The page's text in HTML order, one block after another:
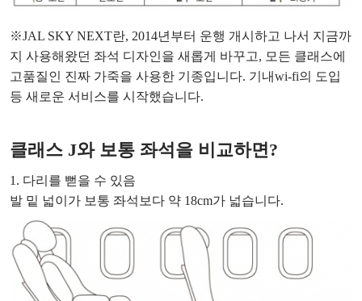
※JAL SKY NEXT란, 2014년부터 운행 개시하고 나서 지금까
지 사용해왔던 좌석 디자인을 새롭게 바꾸고, 모든 클래스에
고품질인 진짜 가죽을 사용한 기종입니다. 기내wi-fi의 도입
등 새로운 서비스를 시작했습니다.
클래스 J와 보통 좌석을 비교하면?
1. 다리를 뻗을 수 있음
발 밑 넓이가 보통 좌석보다 약 18cm가 넓습니다.